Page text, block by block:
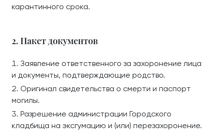
карантинного срока.
2. Пакет документов
Заявление ответственного за захоронение лица
и документы, подтверждающие родство.
Оригинал свидетельства о смерти и паспорт
могилы.
Разрешение администрации Городского
кладбища на эксгумацию и (или) перезахоронение.